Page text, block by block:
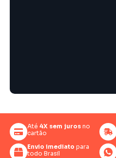
Até 4X sem juros no
cartão
Envio imediato para
todo Brasil